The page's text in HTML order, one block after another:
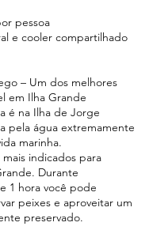
pessoa
e cooler compartilhado
– Um dos melhores
em Ilha Grande
é na Ilha de Jorge
pela água extremamente
marinha.
indicados para
Durante
1 hora você pode
peixes e aproveitar um
preservado.